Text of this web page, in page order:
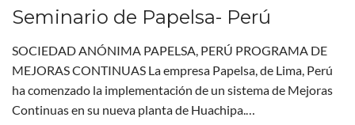
Seminario de Papelsa- Perú
SOCIEDAD ANÓNIMA PAPELSA, PERÚ PROGRAMA DE
MEJORAS CONTINUAS La empresa Papelsa, de Lima, Perú
ha comenzado la implementación de un sistema de Mejoras
Continuas en su nueva planta de Huachipa.…